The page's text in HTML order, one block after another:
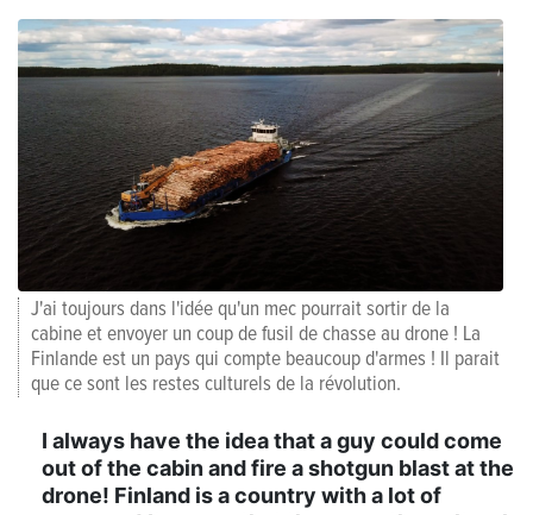
J'ai toujours dans l'idée qu'un mec pourrait sortir de la
cabine et envoyer un coup de fusil de chasse au drone ! La
Finlande est un pays qui compte beaucoup d'armes ! Il parait
que ce sont les restes culturels de la révolution.
I always have the idea that a guy could come
out of the cabin and fire a shotgun blast at the
drone! Finland is a country with a lot of